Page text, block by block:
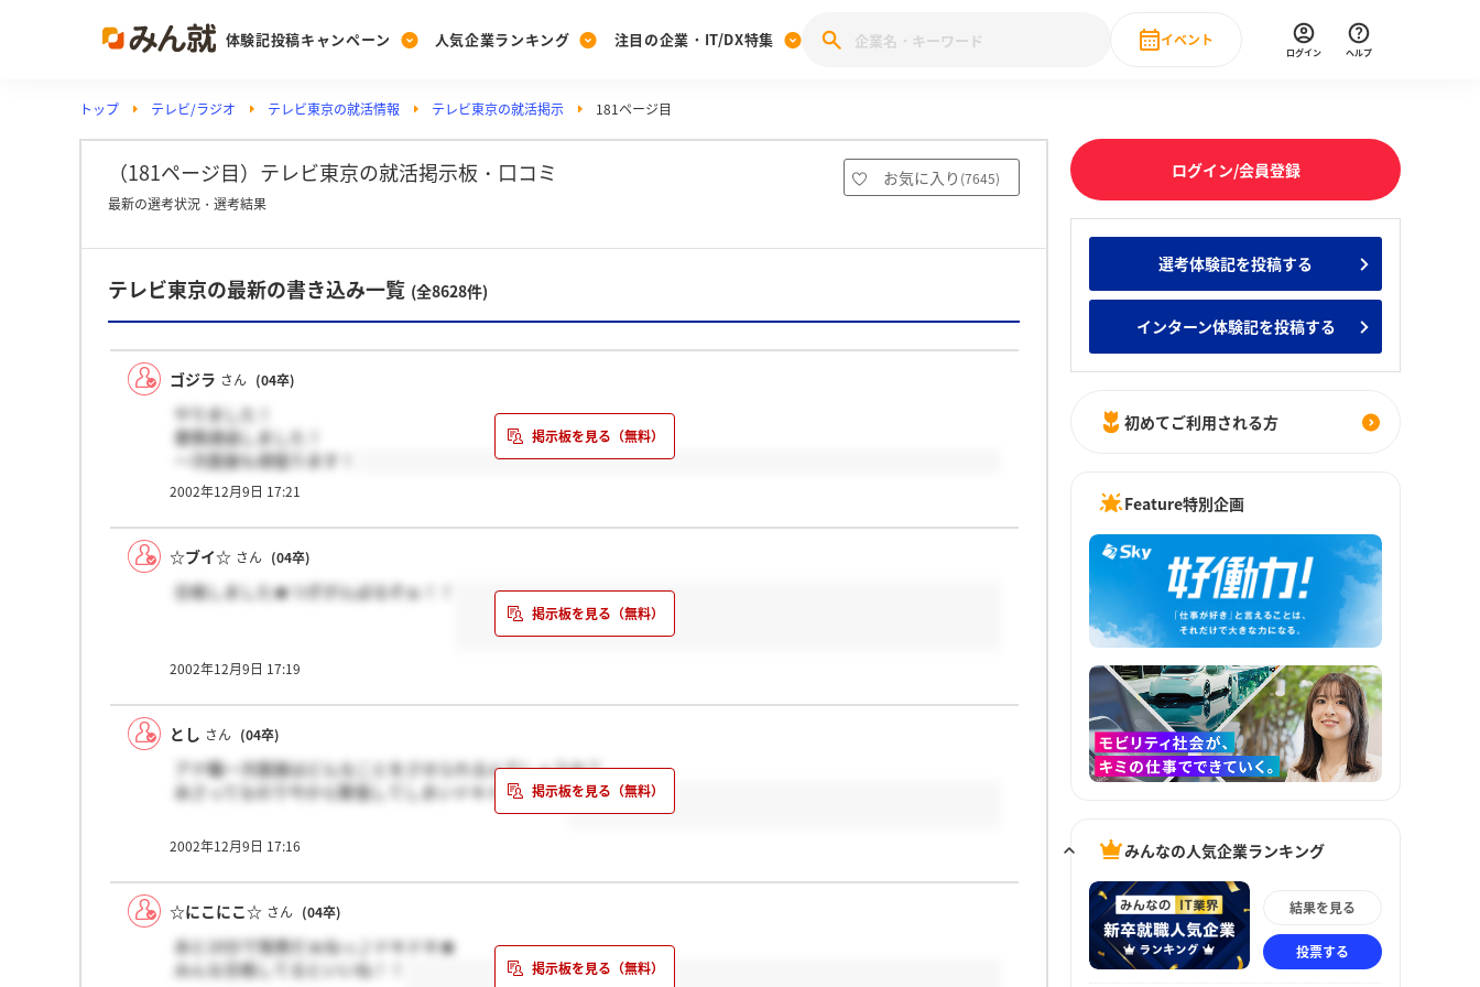
体験記投稿キャンペーン
Post
投稿する
[27卒] 本選考体験記投稿キャンペーン
人気企業ランキング
Ranking
ランキングを見る
Vote
投票する
みんなの新卒就職人気企業ランキング みんなのインターン人気企業ランキ
注目の企業・IT/DX特集
PickUp
注目の企業特集
28卒 IT・DX現場社員インタビュー
動画で知ろう！業界・企業研究
イベント
直近のイベント一覧
ログイン ヘルプ
トップ テレビ/ラジオ テレビ東京の就活情報 テレビ東京の就活掲示 181ページ目
（181ページ目）テレビ東京の就活掲示板・口コミ お気に入り (7645)
最新の選考状況・選考結果
テレビ東京の最新の書き込み一覧 (全8628件)
ゴジラ さん (04卒)
やりました！
書類通過しました！
一次面接も頑張ります！
2002年12月9日 17:21
☆ブイ☆ さん (04卒)
合格しました★つぎがんばるぞぉ！！
2002年12月9日 17:19
とし さん (04卒)
アナ職一次面接はどんなことをさせられるんでしょうか？
あさってなので今から緊張してしまいドキドキです。
2002年12月9日 17:16
☆にこにこ☆ さん (04卒)
あと10分で発表だぁねっ♪ドキドキ★
みんな合格してるといいね！！
ログイン/会員登録
選考体験記を投稿する
インターン体験記を投稿する
初めてご利用される方
Feature特別企画
みんなの人気企業ランキング
結果を見る
投票する